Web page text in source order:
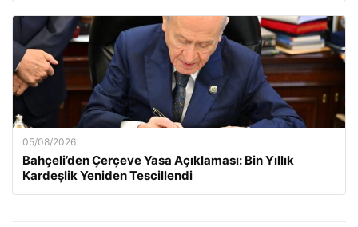
05/08/2026
Bahçeli’den Çerçeve Yasa Açıklaması: Bin Yıllık
Kardeşlik Yeniden Tescillendi